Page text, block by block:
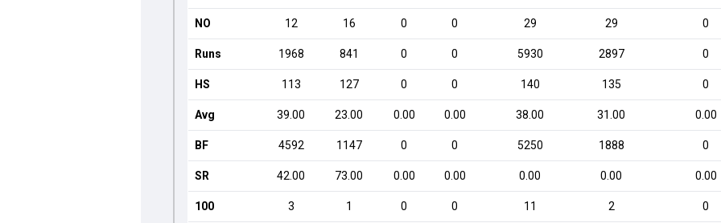
NO 12 16 0 0 29 29 0
Runs 1968 841 0 0 5930 2897 0
HS 113 127 0 0 140 135 0
Avg 39.00 23.00 0.00 0.00 38.00 31.00 0.00
BF 4592 1147 0 0 5250 1888 0
SR 42.00 73.00 0.00 0.00 0.00 0.00 0.00
100 3 1 0 0 11 2 0